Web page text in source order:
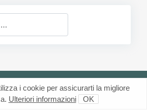
i cookie per assicurarti la migliore
Ulteriori informazioni OK